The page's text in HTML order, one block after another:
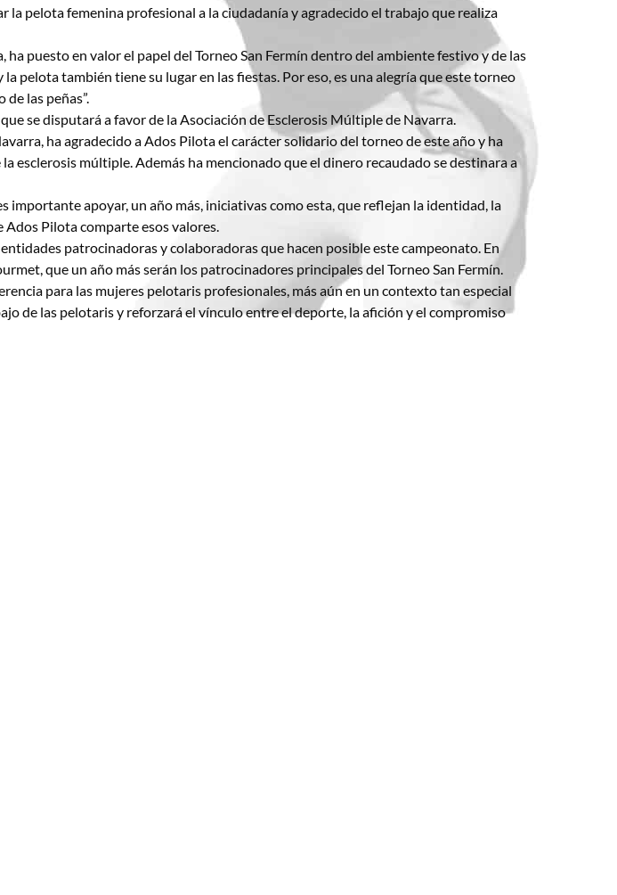
pelota femenina profesional a la ciudadanía y agradecido el trabajo que realiza
puesto en valor el papel del Torneo San Fermín dentro del ambiente festivo y de las
pelota también tiene su lugar en las fiestas. Por eso, es una alegría que este torneo
las peñas”.
se disputará a favor de la Asociación de Esclerosis Múltiple de Navarra.
ha agradecido a Ados Pilota el carácter solidario del torneo de este año y ha
esclerosis múltiple. Además ha mencionado que el dinero recaudado se destinara a
apoyar, un año más, iniciativas como esta, que reflejan la identidad, la
Pilota comparte esos valores.
patrocinadoras y colaboradoras que hacen posible este campeonato. En
que un año más serán los patrocinadores principales del Torneo San Fermín.
para las mujeres pelotaris profesionales, más aún en un contexto tan especial
de las pelotaris y reforzará el vínculo entre el deporte, la afición y el compromiso